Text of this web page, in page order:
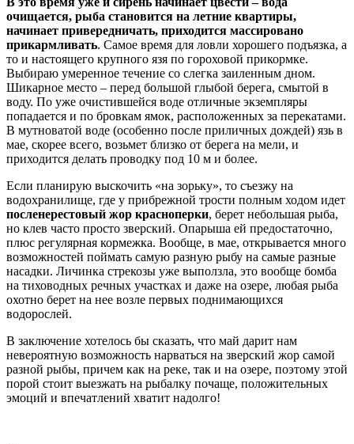
очищается, рыба становится на летние квартиры,
начинает привередничать, приходится массировано
прикармливать. Самое время для ловли хорошего подъязка, а
то и настоящего крупного язя по гороховой прикормке.
Выбираю умеренное течение со слегка заиленным дном.
Шикарное место – перед большой глыбой берега, смытой в
воду. По уже очистившейся воде отличные экземпляры
попадается и по бровкам ямок, расположенных за перекатами.
В мутноватой воде (особенно после приличных дождей) язь в
мае, скорее всего, возьмет близко от берега на мели, и
приходится делать проводку под 10 м и более.
Если планирую выскочить «на зорьку», то съезжу на
водохранилище, где у прибрежной трости полным ходом идет
посленерестовый жор красноперки, берет небольшая рыба,
но клев часто просто зверский. Опарыша ей предостаточно,
плюс регулярная кормежка. Вообще, в мае, открывается много
возможностей поймать самую разную рыбу на самые разные
насадки. Личинка стрекозы уже выползла, это вообще бомба
на тиховодных речных участках и даже на озере, любая рыба
охотно берет на нее возле первых поднимающихся
водорослей.
В заключение хотелось бы сказать, что май дарит нам
невероятную возможность нарваться на зверский жор самой
разной рыбы, причем как на реке, так и на озере, поэтому этой
порой стоит выезжать на рыбалку почаще, положительных
эмоций и впечатлений хватит надолго!